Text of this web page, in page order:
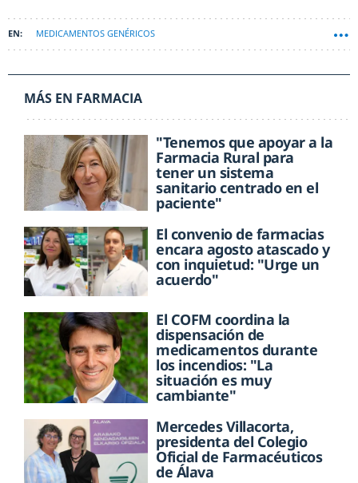
MEDICAMENTOS GENÉRICOS
MÁS EN FARMACIA
"Tenemos que apoyar a la
Farmacia Rural para
tener un sistema
sanitario centrado en el
paciente"
El convenio de farmacias
encara agosto atascado y
con inquietud: "Urge un
acuerdo"
El COFM coordina la
dispensación de
medicamentos durante
los incendios: "La
situación es muy
cambiante"
Mercedes Villacorta,
presidenta del Colegio
Oficial de Farmacéuticos
de Álava